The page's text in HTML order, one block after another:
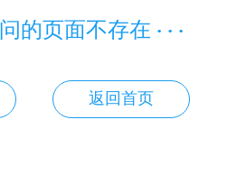
的页面不存在 · · ·
返回首页